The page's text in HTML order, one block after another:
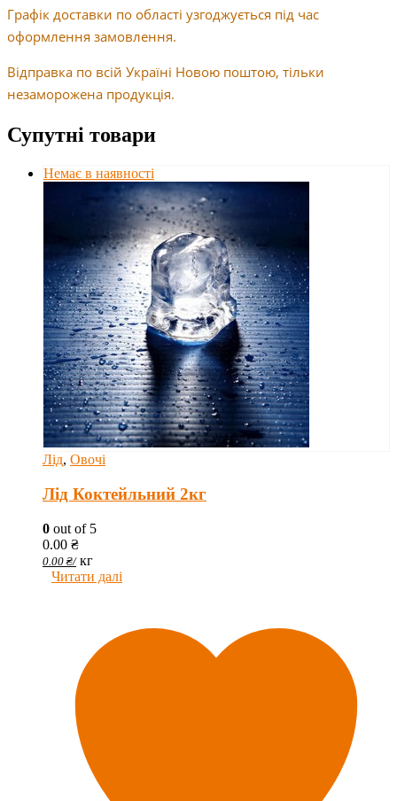
Графік доставки по області узгоджується під час
оформлення замовлення.
Відправка по всій Україні Новою поштою, тільки
незаморожена продукція.
Супутні товари
Немає в наявності
Лід, Овочі
Лід Коктейльний 2кг
0 out of 5
0.00 ₴
0.00 ₴/ кг
Читати далі